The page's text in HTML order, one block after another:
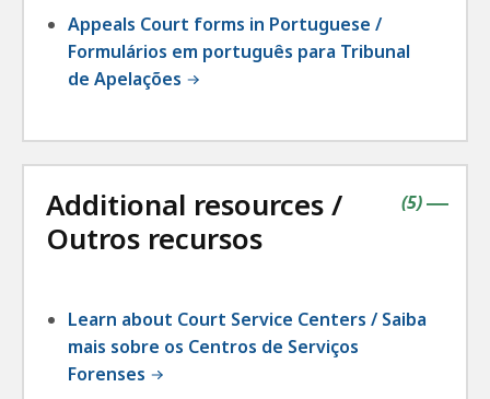
Appeals Court forms in Portuguese /
Formulários em português para Tribunal
de Apelações
Additional resources /
Outros recursos
|
(contains
5items
)
Learn about Court Service Centers / Saiba
mais sobre os Centros de Serviços
Forenses